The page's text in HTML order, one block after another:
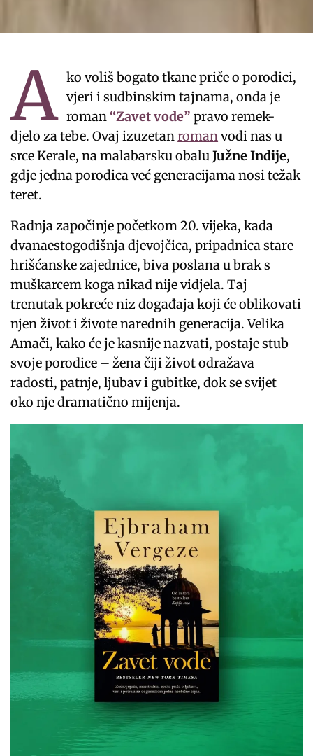
A ko voliš bogato tkane priče o porodici,
vjeri i sudbinskim tajnama, onda je
roman “Zavet vode” pravo remek-
djelo za tebe. Ovaj izuzetanroman vodi nas u
srce Kerale, na malabarsku obaluJužne Indije,
gdje jedna porodica već generacijama nosi težak
teret.
Radnja započinje početkom 20. vijeka, kada
dvanaestogodišnja djevojčica, pripadnica stare
hrišćanske zajednice, biva poslana u brak s
muškarcem koga nikad nije vidjela. Taj
trenutak pokreće niz događaja koji će oblikovati
njen život i živote narednih generacija. Velika
Amači, kako će je kasnije nazvati, postaje stub
svoje porodice – žena čiji život odražava
radosti, patnje, ljubav i gubitke, dok se svijet
oko nje dramatično mijenja.